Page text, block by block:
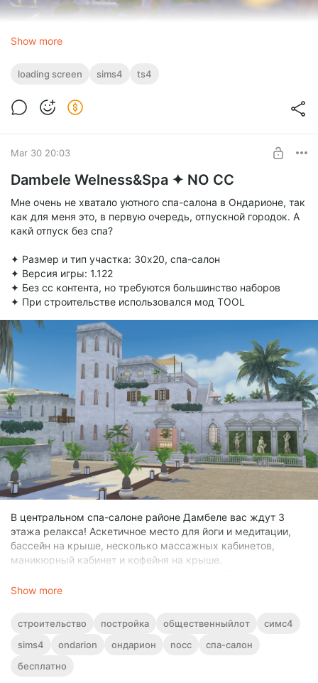
2.
3.
Show more
loading screen sims4 ts4
Mar 30 20:03
Dambele Welness&Spa ✦ NO CC
Мне очень не хватало уютного спа-салона в Ондарионе, так
как для меня это, в первую очередь, отпускной городок. А
какй отпуск без спа?
✦ Размер и тип участка: 30х20, спа-салон
✦ Версия игры: 1.122
✦ Без сс контента, но требуются большинство наборов
✦ При строительстве использовался мод TOOL
В центральном спа-салоне районе Дамбеле вас ждут 3
этажа релакса! Аскетичное место для йоги и медитации,
бассейн на крыше, несколько массажных кабинетов,
маникюрный кабинет и кофейня на крыше.
Show more
строительство постройка общественныйлот
симс4
sims4
ondarion ондарион nocc
спа-салон
бесплатно